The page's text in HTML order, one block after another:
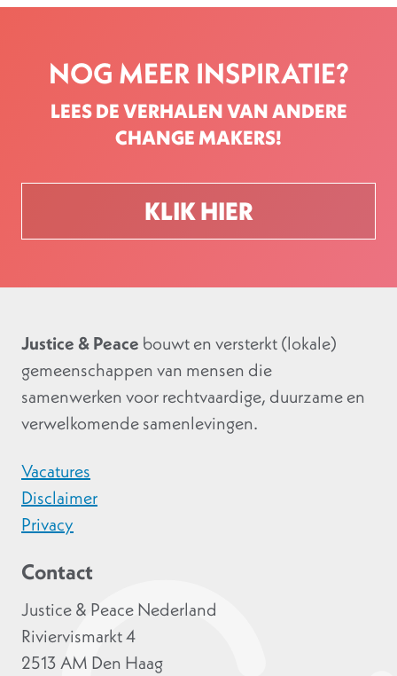
NOG MEER INSPIRATIE?
LEES DE VERHALEN VAN ANDERE
CHANGE MAKERS!
KLIK HIER
Justice & Peace bouwt en versterkt (lokale)
gemeenschappen van mensen die
samenwerken voor rechtvaardige, duurzame en
verwelkomende samenlevingen.
Vacatures
Disclaimer
Privacy
Contact
Justice & Peace Nederland
Riviervismarkt 4
2513 AM Den Haag